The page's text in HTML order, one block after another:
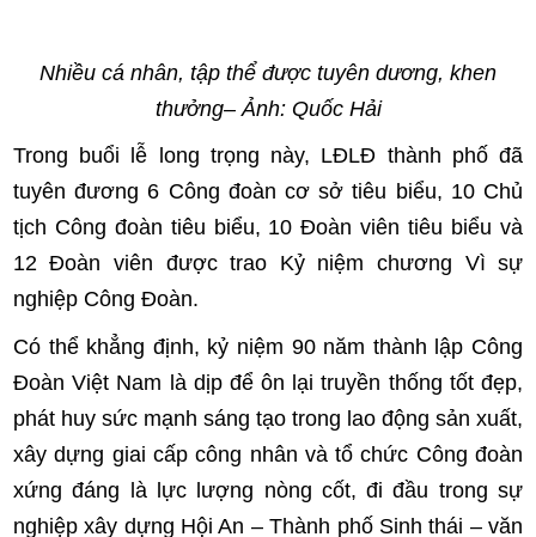
Nhiều cá nhân, tập thể được tuyên dương, khen
thưởng– Ảnh: Quốc Hải
Trong buổi lễ long trọng này, LĐLĐ thành phố đã
tuyên đương 6 Công đoàn cơ sở tiêu biểu, 10 Chủ
tịch Công đoàn tiêu biểu, 10 Đoàn viên tiêu biểu và
12 Đoàn viên được trao Kỷ niệm chương Vì sự
nghiệp Công Đoàn.
Có thể khẳng định, kỷ niệm 90 năm thành lập Công
Đoàn Việt Nam là dịp để ôn lại truyền thống tốt đẹp,
phát huy sức mạnh sáng tạo trong lao động sản xuất,
xây dựng giai cấp công nhân và tổ chức Công đoàn
xứng đáng là lực lượng nòng cốt, đi đầu trong sự
nghiệp xây dựng Hội An – Thành phố Sinh thái – văn